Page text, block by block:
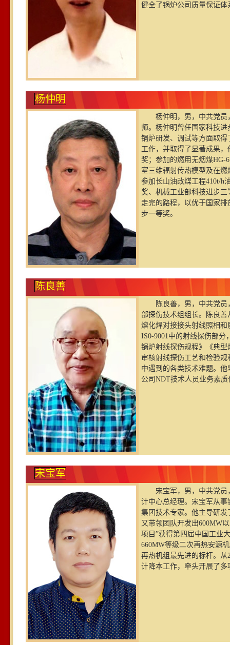
健全了锅炉公司质量保证体
杨仲明
杨仲明，男，中共党员
师。杨仲明曾任国家科技
锅炉研发、调试等方面取
工作，并取得了显著成果
奖；参加的燃用无烟煤HG-
室三维辐射传热模型及在
参加长山油改煤工程410t/h
奖、机械工业部科技进步
走完的路程，以优于国家
步一等奖。
陈良善
陈良善，男，中共党员
部探伤技术组组长。陈良
熔化焊对接接头射线照相和
IS0-9001中的射线探伤部分
锅炉射线探伤规程》《典
审核射线探伤工艺和检验
中遇到的各类技术难题。
公司NDT技术人员业务素
宋宝军
宋宝军，男，中共党员
计中心总经理。宋宝军从
集团技术专家。他主导研
又带领团队开发出600MW
项目”获得第四届中国工业
660MW等级二次再热安源
再热机组最先进的标杆。
计降本工作，牵头开展了